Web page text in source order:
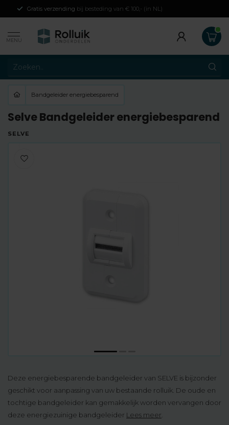
Gratis verzending bij besteding van € 100,- (in NL)
MENU
Bandgeleider energiebesparend
Selve Bandgeleider energiebesparend
SELVE
Deze energiebesparende bandgeleider van SELVE is bijzonder
geschikt voor aanpassing van uw bestaande rolluik. De oude en
tochtige bandgeleider kan gemakkelijk worden vervangen door
deze energiezuinige bandgeleider Lees meer